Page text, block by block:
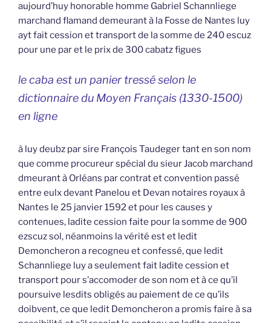
aujourd’huy honorable homme Gabriel Schannliege
marchand flamand demeurant à la Fosse de Nantes luy
ayt fait cession et transport de la somme de 240 escuz
pour une par et le prix de 300 cabatz figues
le caba est un panier tressé selon le
dictionnaire du Moyen Français (1330-1500)
en ligne
à luy deubz par sire François Taudeger tant en son nom
que comme procureur spécial du sieur Jacob marchand
dmeurant à Orléans par contrat et convention passé
entre eulx devant Panelou et Devan notaires royaux à
Nantes le 25 janvier 1592 et pour les causes y
contenues, ladite cession faite pour la somme de 900
ezscuz sol, néanmoins la vérité est et ledit
Demoncheron a recogneu et confessé, que ledit
Schannliege luy a seulement fait ladite cession et
transport pour s’accomoder de son nom et à ce qu’il
poursuive lesdits obligés au paiement de ce qu’ils
doibvent, ce que ledit Demoncheron a promis faire à sa